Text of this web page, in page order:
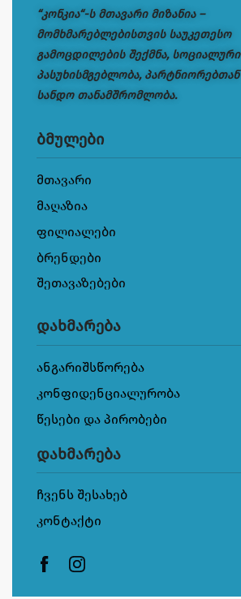
“კონკია“-ს მთავარი მიზანია –
მომხმარებლებისთვის საუკეთესო
გამოცდილების შექმნა, სოციალური
პასუხისმგებლობა, პარტნიორებთან
სანდო თანამშრომლობა.
ბმულები
მთავარი
მაღაზია
ფილიალები
ბრენდები
შეთავაზებები
დახმარება
ანგარიშსწორება
კონფიდენციალურობა
წესები და პირობები
დახმარება
ჩვენს შესახებ
კონტაქტი